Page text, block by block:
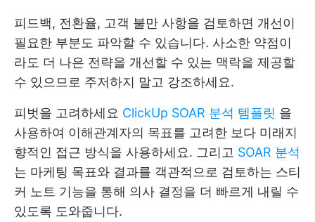
피드백, 전환율, 고객 불만 사항을 검토하면 개선이
필요한 부분도 파악할 수 있습니다. 사소한 약점이
라도 더 나은 전략을 개선할 수 있는 맥락을 제공할
수 있으므로 주저하지 말고 강조하세요.
피벗을 고려하세요 ClickUp SOAR 분석 템플릿 을
사용하여 이해관계자의 목표를 고려한 보다 미래지
향적인 접근 방식을 사용하세요. 그리고 SOAR 분석
는 마케팅 목표와 결과를 객관적으로 검토하는 스티
커 노트 기능을 통해 의사 결정을 더 빠르게 내릴 수
있도록 도와줍니다.